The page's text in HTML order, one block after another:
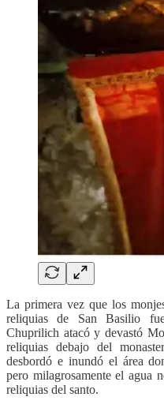
La primera vez que los
reliquias de San Basilio
Chuprilich atacó y devastó
reliquias debajo del
desbordó e inundó el área
pero milagrosamente el agua
reliquias del santo.